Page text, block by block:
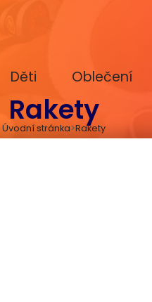
Děti Oblečení
Rakety
Úvodní stránka Rakety